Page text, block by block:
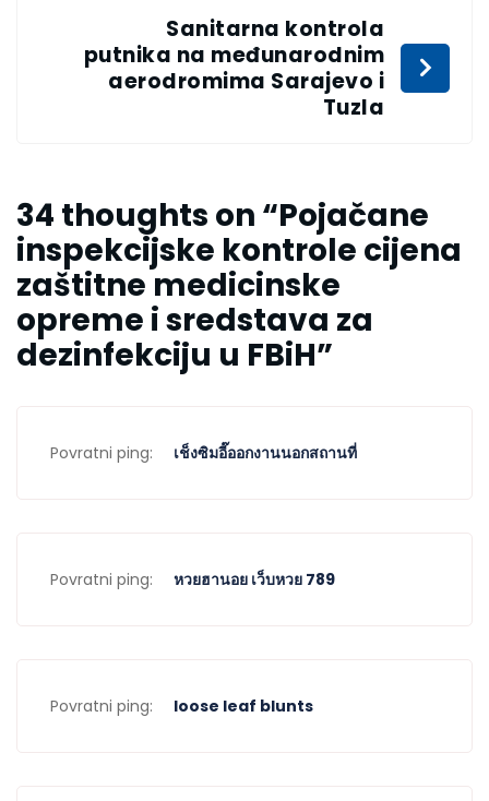
Sanitarna kontrola
putnika na međunarodnim
aerodromima Sarajevo i
Tuzla
34 thoughts on “Pojačane
inspekcijske kontrole cijena
zaštitne medicinske
opreme i sredstava za
dezinfekciju u FBiH”
Povratni ping: เช็งซิมอี๊ออกงานนอกสถานที่
Povratni ping: หวยฮานอย เว็บหวย 789
Povratni ping: loose leaf blunts